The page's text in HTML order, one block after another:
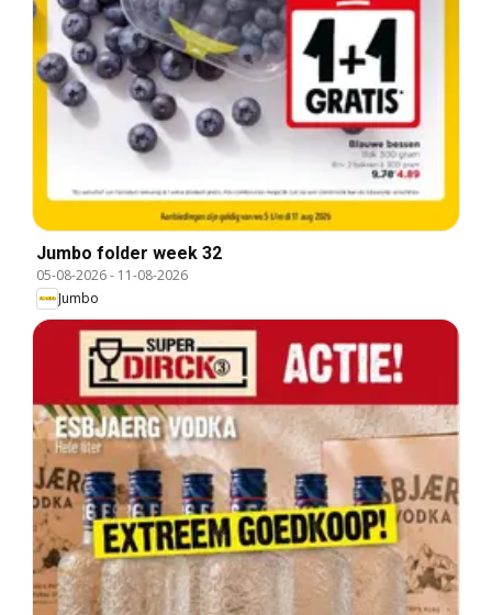
Jumbo folder week 32
05-08-2026- 11-08-2026
Jumbo